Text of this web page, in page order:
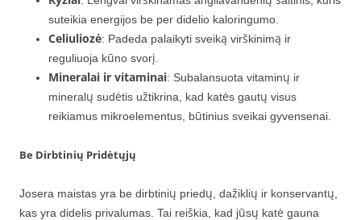
suteikia energijos be per didelio kaloringumo.
Celiuliozė: Padeda palaikyti sveiką virškinimą ir
reguliuoja kūno svorį.
Mineralai ir vitaminai: Subalansuota vitaminų ir
mineralų sudėtis užtikrina, kad katės gautų visus
reikiamus mikroelementus, būtinius sveikai gyvensenai.
Be Dirbtinių Pridėtųjų
Josera maistas yra be dirbtinių priedų, dažiklių ir konservantų,
kas yra didelis privalumas. Tai reiškia, kad jūsų katė gauna